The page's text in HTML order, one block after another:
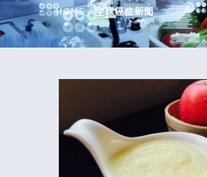
HOME 全球癌症新聞